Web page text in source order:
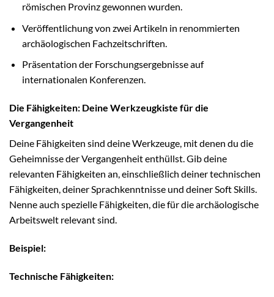
römischen Provinz gewonnen wurden.
Veröffentlichung von zwei Artikeln in renommierten
archäologischen Fachzeitschriften.
Präsentation der Forschungsergebnisse auf
internationalen Konferenzen.
Die Fähigkeiten: Deine Werkzeugkiste für die
Vergangenheit
Deine Fähigkeiten sind deine Werkzeuge, mit denen du die
Geheimnisse der Vergangenheit enthüllst. Gib deine
relevanten Fähigkeiten an, einschließlich deiner technischen
Fähigkeiten, deiner Sprachkenntnisse und deiner Soft Skills.
Nenne auch spezielle Fähigkeiten, die für die archäologische
Arbeitswelt relevant sind.
Beispiel:
Technische Fähigkeiten: